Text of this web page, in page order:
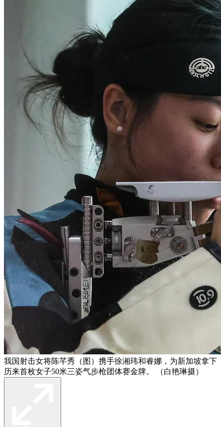
我国射击女将陈芊秀（图）携手徐湘玮和睿娜，为新加坡拿下
历来首枚女子50米三姿气步枪团体赛金牌。 （白艳琳摄）